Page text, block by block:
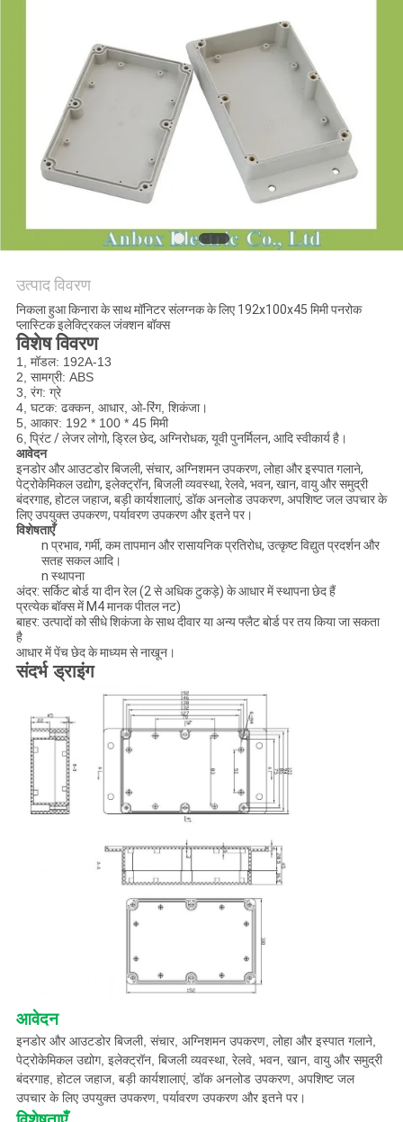
उत्पाद विवरण
निकला हुआ किनारा के साथ मॉनिटर संलग्नक के लिए 192x100x45 मिमी पनरोक
प्लास्टिक इलेक्ट्रिकल जंक्शन बॉक्स
विशेष विवरण
1, मॉडल: 192A-13
2, सामग्री: ABS
3, रंग: ग्रे
4, घटक: ढक्कन, आधार, ओ-रिंग, शिकंजा।
5, आकार: 192 * 100 * 45 मिमी
6, प्रिंट / लेजर लोगो, ड्रिल छेद, अग्निरोधक, यूवी पुनर्मिलन, आदि स्वीकार्य है।
आवेदन
इनडोर और आउटडोर बिजली, संचार, अग्निशमन उपकरण, लोहा और इस्पात गलाने,
पेट्रोकेमिकल उद्योग, इलेक्ट्रॉन, बिजली व्यवस्था, रेलवे, भवन, खान, वायु और समुद्री
बंदरगाह, होटल जहाज, बड़ी कार्यशालाएं, डॉक अनलोड उपकरण, अपशिष्ट जल उपचार के
लिए उपयुक्त उपकरण, पर्यावरण उपकरण और इतने पर।
विशेषताएँ
n प्रभाव, गर्मी, कम तापमान और रासायनिक प्रतिरोध, उत्कृष्ट विद्युत प्रदर्शन और
सतह सकल आदि।
n स्थापना
अंदर: सर्किट बोर्ड या दीन रेल (2 से अधिक टुकड़े) के आधार में स्थापना छेद हैं
प्रत्येक बॉक्स में M4 मानक पीतल नट)
बाहर: उत्पादों को सीधे शिकंजा के साथ दीवार या अन्य फ्लैट बोर्ड पर तय किया जा सकता
है
आधार में पेंच छेद के माध्यम से नाखून।
संदर्भ ड्राइंग
आवेदन
इनडोर और आउटडोर बिजली, संचार, अग्निशमन उपकरण, लोहा और इस्पात गलाने,
पेट्रोकेमिकल उद्योग, इलेक्ट्रॉन, बिजली व्यवस्था, रेलवे, भवन, खान, वायु और समुद्री
बंदरगाह, होटल जहाज, बड़ी कार्यशालाएं, डॉक अनलोड उपकरण, अपशिष्ट जल
उपचार के लिए उपयुक्त उपकरण, पर्यावरण उपकरण और इतने पर।